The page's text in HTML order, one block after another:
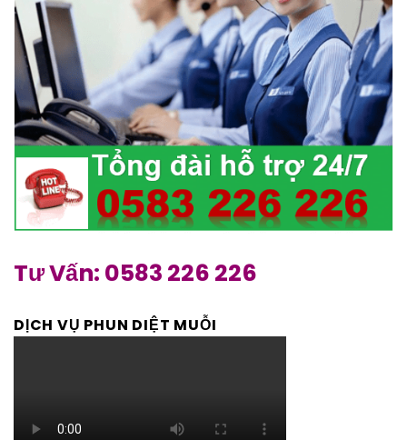
Tư Vấn: 0583 226 226
DỊCH VỤ PHUN DIỆT MUỖI